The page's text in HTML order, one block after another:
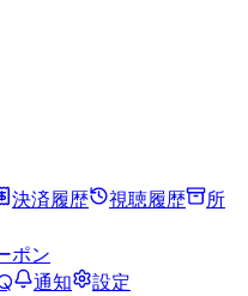
決済履歴 視聴履歴
所
ポン
通知 設定